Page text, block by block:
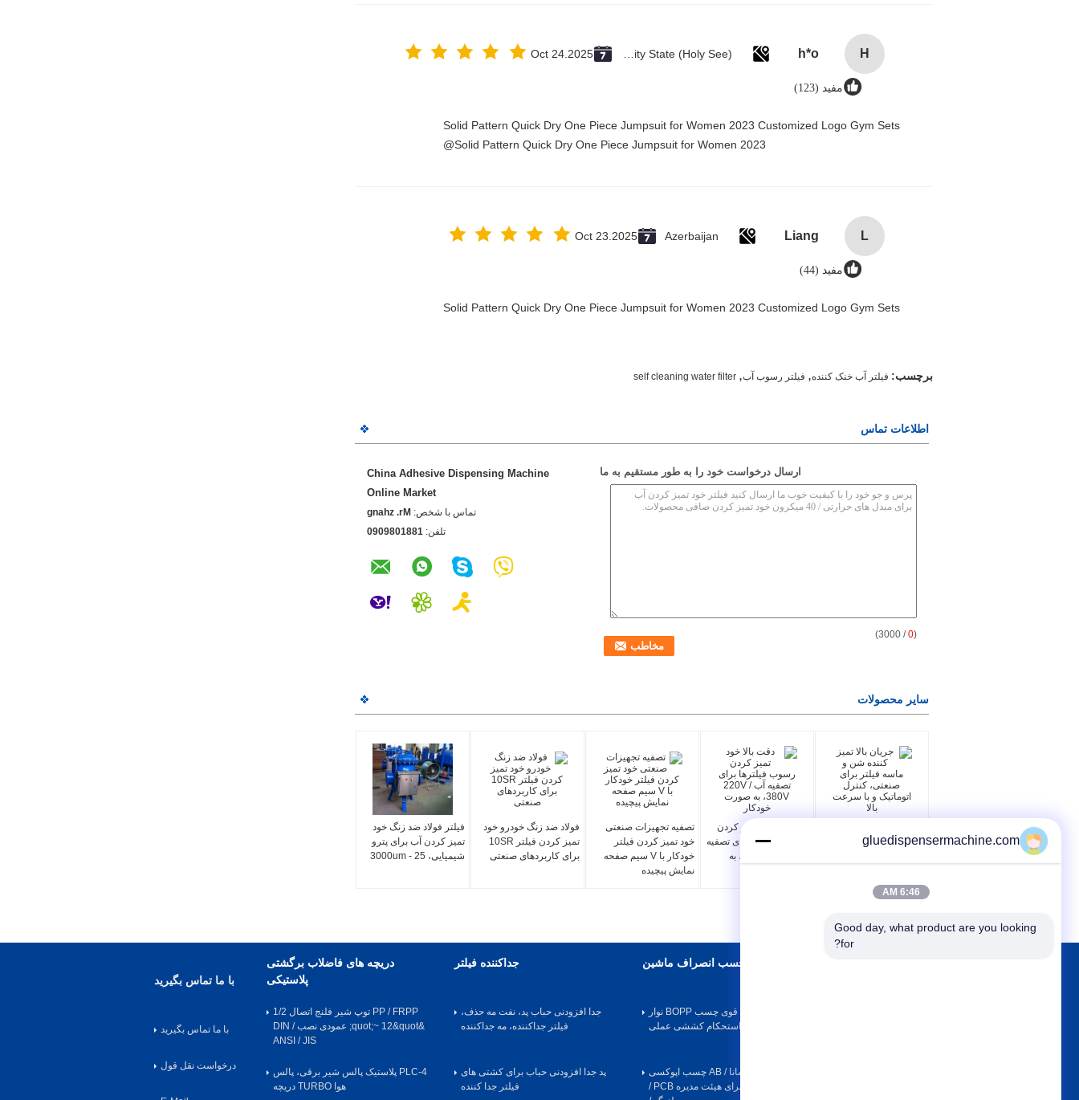
H
h*o
Oct 24.2025
مفید (123)
Solid Pattern Quick Dry One Piece Jumpsuit for Women 2023 Customized Logo Gym Sets
Solid Pattern Quick Dry One Piece Jumpsuit for Women 2023@
L
Liang
Azerbaijan
Oct 23.2025
مفید (44)
Solid Pattern Quick Dry One Piece Jumpsuit for Women 2023 Customized Logo Gym Sets
برچسب: فیلتر آب خنک کننده, فیلتر رسوب آب,
self cleaning water filter
اطلاعات تماس
China Adhesive Dispensing Machine
Online Market
تماس با شخص: Mr. zhang
تلفن: 1881089090
ارسال درخواست خود را به طور مستقیم به ما
(
0
/ 3000)
سایر محصولات
فیلتر فولاد ضد زنگ خود
تمیز کردن آب برای پترو
شیمیایی، 25 - 3000um
فولاد ضد زنگ خودرو خود
تمیز کردن فیلتر 10SR
برای کاربردهای صنعتی
تصفیه تجهیزات صنعتی
خود تمیز کردن فیلتر
خودکار با V سیم صفحه
نمایش پیچیده
دقت بالا خود تمیز کردن
رسوب فیلترها برای تصفیه
آب 220V / 380V، به
و ماسه فیلتر برای صنعتی،
چسب انصراف ماشین
60/110/150 قوی چسب BOPP نوار
بسته بندی استحکام کششی عملی
چسب رسانا / AB چسب اپوکسی
انصراف ماشین برای هیئت مدیره PCB /
جداکننده فیلتر
جدا افزودنی حباب پد، نفت مه حذف،
فیلتر جداکننده، مه جداکننده
پد جدا افزودنی حباب برای کشتی های
فیلتر جدا کننده
دریچه های فاضلاب برگشتی
پلاستیکی
PP / FRPP توپ شیر فلنج اتصال 1/2
&quot;~ 12&quot; عمودی نصب DIN /
ANSI / JIS
PLC-4 پلاستیک پالس شیر برقی، پالس
هوا TURBO دریچه
با ما تماس بگیرید
با ما تماس بگیرید
درخواست نقل قول
gluedispensermachine.com
6:46 AM
Good day, what product are you looking
for?